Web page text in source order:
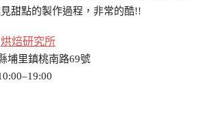
甜點的製作過程，非常的酷!!
烘焙研究所
埔里鎮桃南路69號